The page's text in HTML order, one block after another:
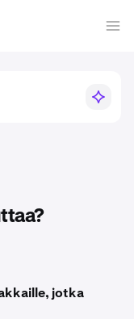
jotka